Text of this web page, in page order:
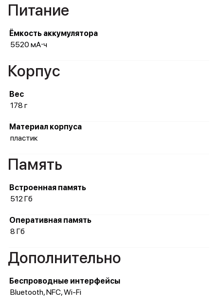
Питание
Ёмкость аккумулятора
5520 мА⋅ч
Корпус
Вес
178 г
Материал корпуса
пластик
Память
Встроенная память
512 Гб
Оперативная память
8 Гб
Дополнительно
Беспроводные интерфейсы
Bluetooth, NFC, Wi-Fi